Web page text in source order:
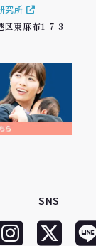
究所
東麻布1-7-3
SNS